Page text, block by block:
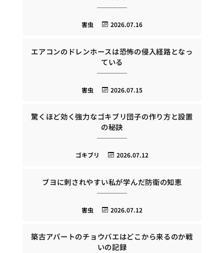
2026.07.16
害虫
エアコンのドレンホースは恐怖の侵入経路となっ
ている
2026.07.15
害虫
驚くほど効く強力なゴキブリ団子の作り方と設置
の秘訣
2026.07.12
ゴキブリ
ブヨに刺されやすい私が学んだ防衛の知恵
2026.07.12
害虫
築古アパートのチョウバエはどこから来るのか戦
いの記録